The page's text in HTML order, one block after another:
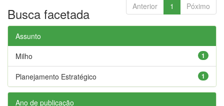
Anterior 1 Póximo
Busca facetada
Assunto
1
Milho
1
Planejamento Estratégico
Ano de publicação